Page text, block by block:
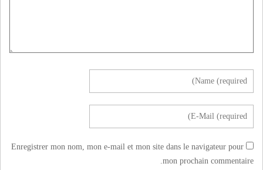
Enregistrer mon nom, mon e-mail et mon site dans le navigateur pour
mon prochain commentaire.